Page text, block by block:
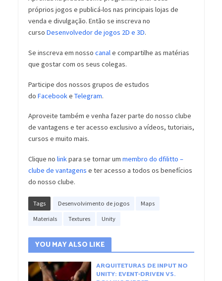
próprios jogos e publicá-los nas principais lojas de
venda e divulgação. Então se inscreva no
curso Desenvolvedor de jogos 2D e 3D.
Se inscreva em nosso canale compartilhe as matérias
que gostar com os seus colegas.
Participe dos nossos grupos de estudos
do Facebook e Telegram.
Aproveite também e venha fazer parte do nosso clube
de vantagens e ter acesso exclusivo a vídeos, tutoriais,
cursos e muito mais.
Clique no linkpara se tornar um membro do dfilitto –
clube de vantagens e ter acesso a todos os benefícios
do nosso clube.
Tags Desenvolvimento de jogos Maps
Materials Textures Unity
YOU MAY ALSO LIKE
ARQUITETURAS DE INPUT NO
UNITY: EVENT-DRIVEN VS.